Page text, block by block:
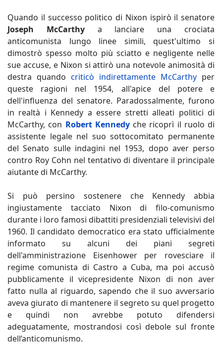
Quando il successo politico di Nixon ispirò il senatore
Joseph McCarthya lanciare una crociata
anticomunista lungo linee simili, quest'ultimo si
dimostrò spesso molto più sciatto e negligente nelle
sue accuse, e Nixon si attirò una notevole animosità di
destra quando criticò indirettamente McCarthy per
queste ragioni nel 1954, all'apice del potere e
dell'influenza del senatore. Paradossalmente, furono
in realtà i Kennedy a essere stretti alleati politici di
McCarthy, con Robert Kennedyche ricoprì il ruolo di
assistente legale nel suo sottocomitato permanente
del Senato sulle indagini nel 1953, dopo aver perso
contro Roy Cohn nel tentativo di diventare il principale
aiutante di McCarthy.
Si può persino sostenere che Kennedy abbia
ingiustamente tacciato Nixon di filo-comunismo
durante i loro famosi dibattiti presidenziali televisivi del
1960. Il candidato democratico era stato ufficialmente
informato su alcuni dei piani segreti
dell'amministrazione Eisenhower per rovesciare il
regime comunista di Castro a Cuba, ma poi accusò
pubblicamente il vicepresidente Nixon di non aver
fatto nulla al riguardo, sapendo che il suo avversario
aveva giurato di mantenere il segreto su quel progetto
e quindi non avrebbe potuto difendersi
adeguatamente, mostrandosi così debole sul fronte
dell’anticomunismo.